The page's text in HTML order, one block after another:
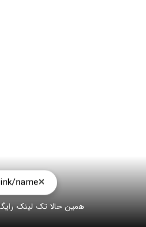
name
همین حالا تک لینک